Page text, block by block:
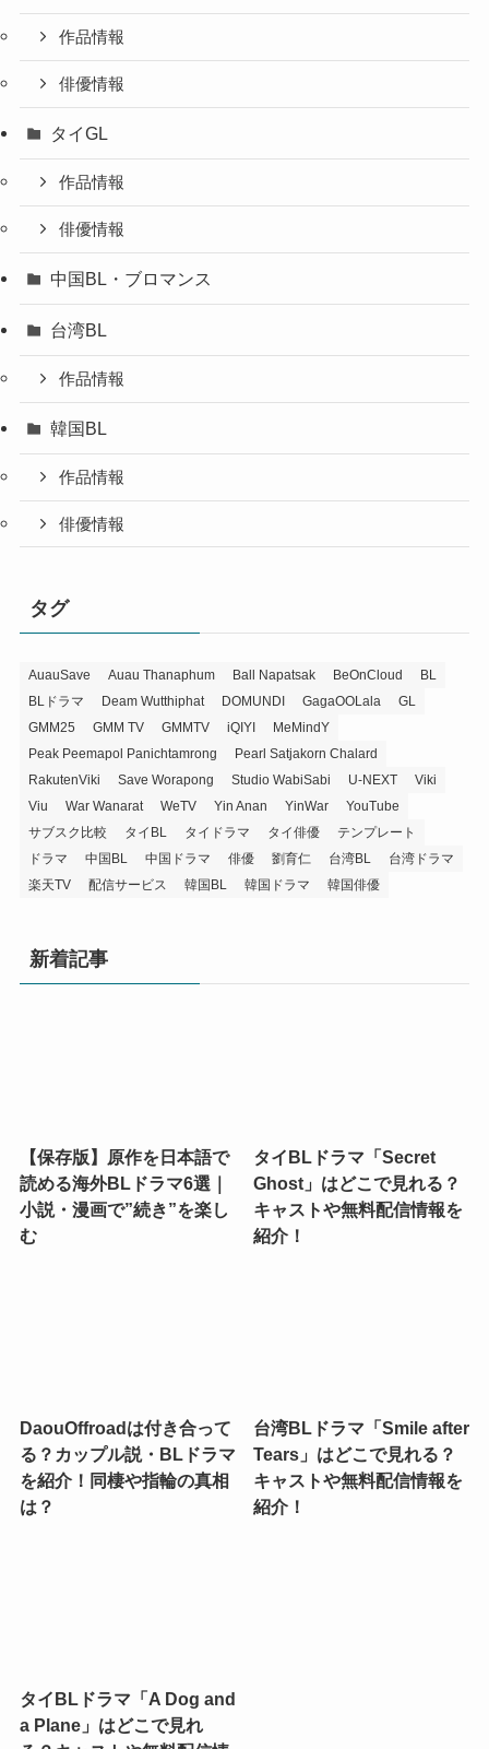
作品情報
俳優情報
タイGL
作品情報
俳優情報
中国BL・ブロマンス
台湾BL
作品情報
韓国BL
作品情報
俳優情報
タグ
AuauSave Auau Thanaphum Ball Napatsak BeOnCloud
BL
BLドラマ
Deam Wutthiphat DOMUNDI GagaOOLala
GL
GMM25
GMM TV GMMTV iQIYI
MeMindY
Peak Peemapol Panichtamrong
Pearl Satjakorn Chalard
RakutenViki
Save Worapong Studio WabiSabi U-NEXT
Viki
Viu
War Wanarat WeTV Yin Anan YinWar
YouTube
サブスク比較
タイBL タイドラマ タイ俳優
テンプレート
ドラマ
中国BL 中国ドラマ 俳優 劉育仁 台湾BL
台湾ドラマ
楽天TV
配信サービス 韓国BL 韓国ドラマ 韓国俳優
新着記事
【保存版】原作を日本語で
読める海外BLドラマ6選｜
小説・漫画で”続き”を楽し
む
タイBLドラマ「Secret
Ghost」はどこで見れる？
キャストや無料配信情報を
紹介！
DaouOffroadは付き合って
る？カップル説・BLドラマ
を紹介！同棲や指輪の真相
は？
台湾BLドラマ「Smile after
Tears」はどこで見れる？
キャストや無料配信情報を
紹介！
タイBLドラマ「A Dog and
a Plane」はどこで見れ